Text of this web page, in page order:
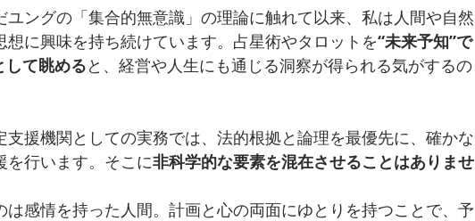
ユングの「集合的無意識」の理論に触れて以来、私は人間や自然
に興味を持ち続けています。占星術やタロットを“未来予知”で
して眺めると、経営や人生にも通じる洞察が得られる気がするの
支援機関としての実務では、法的根拠と論理を最優先に、確かな
を行います。そこに非科学的な要素を混在させることはありませ
感情を持った人間。計画と心の両面にゆとりを持つことで、予